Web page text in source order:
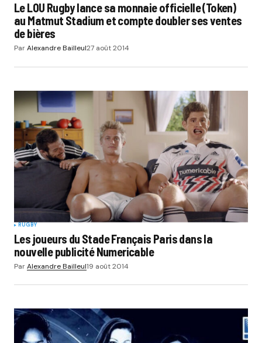
Le LOU Rugby lance sa monnaie officielle (Token)
au Matmut Stadium et compte doubler ses ventes
de bières
ParAlexandre Bailleul27 août 2014
RUGBY
Les joueurs du Stade Français Paris dans la
nouvelle publicité Numericable
ParAlexandre Bailleul19 août 2014